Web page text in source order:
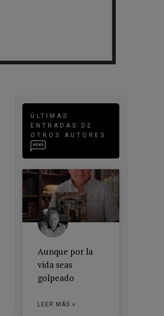
ÚLTIMAS
ENTRADAS DE
OTROS AUTORES
Aunque por la
vida seas
golpeado
LEER MÁS »